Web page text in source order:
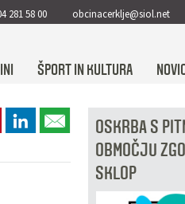
281 58 00 obcinacerklje@siol.net
ŠPORT IN KULTURA
OSKRBA S
OBMOČJU
SKLOP